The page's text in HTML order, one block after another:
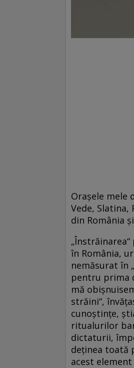
Oraşele mele
Vede, Slatina,
din România
în România,
nemăsurat în
pentru prima
mă
străini“,
cunoştinţe,
ritualurilor
dictaturii,
deţinea toată
acest element